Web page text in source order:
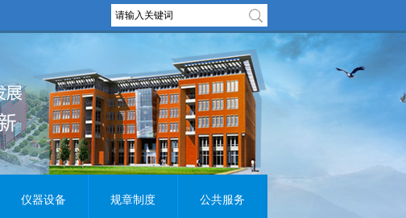
仪器设备 规章制度 公共服务